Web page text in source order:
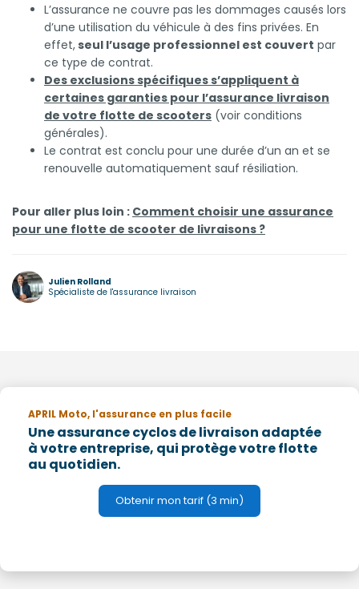
L’assurance ne couvre pas les dommages causés lors
d’une utilisation du véhicule à des fins privées. En
effet,seul l’usage professionnel est couvert par
ce type de contrat.
Des exclusions spécifiques s’appliquent à
certaines garanties pour l’assurance livraison
de votre flotte de scooters (voir conditions
générales).
Le contrat est conclu pour une durée d’un an et se
renouvelle automatiquement sauf résiliation.
Pour aller plus loin : Comment choisir une assurance
pour une flotte de scooter de livraisons ?
Julien Rolland
Spécialiste de l'assurance livraison
APRIL Moto, l'assurance en plus facile
Une assurance cyclos de livraison adaptée
à votre entreprise, qui protège votre flotte
au quotidien.
Obtenir mon tarif (3 min)